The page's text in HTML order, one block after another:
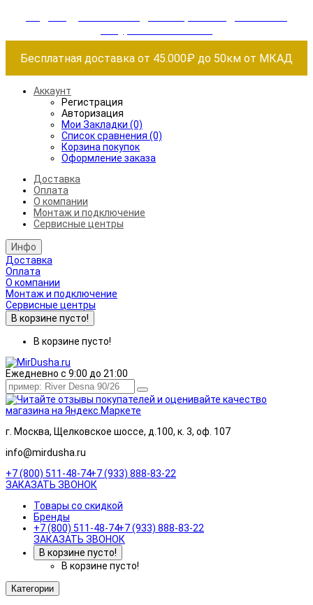
Бесплатная доставка от 45.000₽ до 50км от МКАД
Аккаунт
Регистрация
Авторизация
Мои Закладки (0)
Список сравнения (0)
Корзина покупок
Оформление заказа
Доставка
Оплата
О компании
Монтаж и подключение
Сервисные центры
Инфо
Доставка
Оплата
О компании
Монтаж и подключение
Сервисные центры
В корзине пусто!
В корзине пусто!
Ежедневно с 9:00 до 21:00
г. Москва, Щелковское шоссе, д.100, к. 3, оф. 107
info@mirdusha.ru
+7 (800) 511-48-74+7 (933) 888-83-22
ЗАКАЗАТЬ ЗВОНОК
Товары со скидкой
Бренды
+7 (800) 511-48-74+7 (933) 888-83-22
ЗАКАЗАТЬ ЗВОНОК
В корзине пусто!
В корзине пусто!
Категории